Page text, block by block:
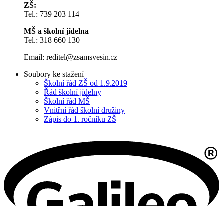
ZŠ:
Tel.: 739 203 114
MŠ a školní jídelna
Tel.: 318 660 130
Email: reditel@zsamsvesin.cz
Soubory ke stažení
Školní řád ZŠ od 1.9.2019
Řád školní jídelny
Školní řád MŠ
Vnitřní řád školní družiny
Zápis do 1. ročníku ZŠ